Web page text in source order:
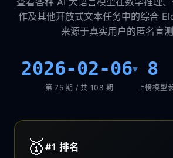
作及其他开放式文本任务中的综合
来源于真实用户的匿名盲测
2026-02-06▾
第 75 期 / 共 108 期
8
上榜模型
🥇 #1排名